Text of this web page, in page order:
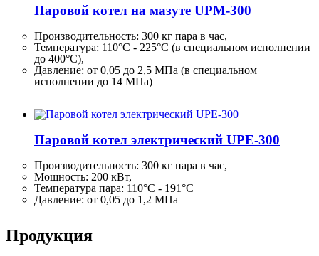
Паровой котел на мазуте UPM-300
Производительность: 300 кг пара в час,
Температура: 110°C - 225°C (в специальном исполнении
до 400°C),
Давление: от 0,05 до 2,5 МПа (в специальном
исполнении до 14 МПа)
Паровой котел электрический UPE-300
Производительность: 300 кг пара в час,
Мощность: 200 кВт,
Температура пара: 110°C - 191°C
Давление: от 0,05 до 1,2 МПа
Продукция